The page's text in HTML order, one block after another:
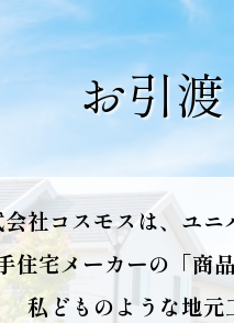
お引
社コスモスは、ユニ
住宅メーカーの「商
私どものような地元